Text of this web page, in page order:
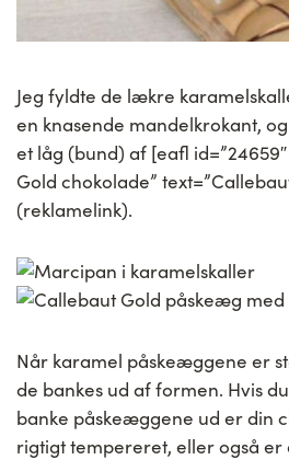
Jeg fyldte de lækre
en knasende mandelkrokant,
et låg (bund) af [eafl
Gold chokolade”
(reklamelink).
Når karamel påskeæggene er
de bankes ud af formen. Hvis
banke påskeæggene ud er din
rigtigt tempereret, eller også er